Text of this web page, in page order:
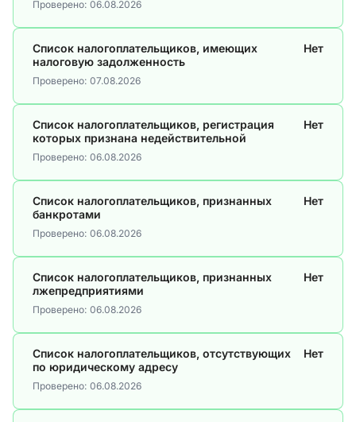
Проверено: 06.08.2026
Список налогоплательщиков, имеющих
налоговую задолженность
Нет
Проверено: 07.08.2026
Список налогоплательщиков, регистрация
которых признана недействительной
Нет
Проверено: 06.08.2026
Список налогоплательщиков, признанных
банкротами
Нет
Проверено: 06.08.2026
Список налогоплательщиков, признанных
лжепредприятиями
Нет
Проверено: 06.08.2026
Список налогоплательщиков, отсутствующих
по юридическому адресу
Нет
Проверено: 06.08.2026